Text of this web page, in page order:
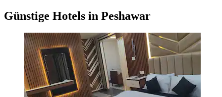
Günstige Hotels in Peshawar